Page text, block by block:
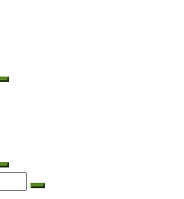
Suche
Suche
Suche